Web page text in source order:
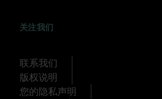
关注我们
联系我们
版权说明
您的隐私声明